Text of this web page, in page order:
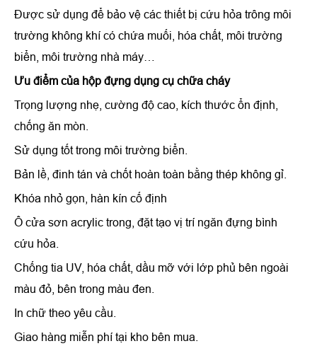
Được sử dụng để bảo vệ các thiết bị cứu hỏa trông môi
trường không khí có chứa muối, hóa chất, môi trường
biển, môi trường nhà máy…
Ưu điểm của hộp đựng dụng cụ chữa cháy
Trọng lượng nhẹ, cường độ cao, kích thước ổn định,
chống ăn mòn.
Sử dụng tốt trong môi trường biển.
Bản lề, đinh tán và chốt hoàn toàn bằng thép không gỉ.
Khóa nhỏ gọn, hàn kín cố định
Ô cửa sơn acrylic trong, đặt tạo vị trí ngăn đựng bình
cứu hỏa.
Chống tia UV, hóa chất, dầu mỡ với lớp phủ bên ngoài
màu đỏ, bên trong màu đen.
In chữ theo yêu cầu.
Giao hàng miễn phí tại kho bên mua.